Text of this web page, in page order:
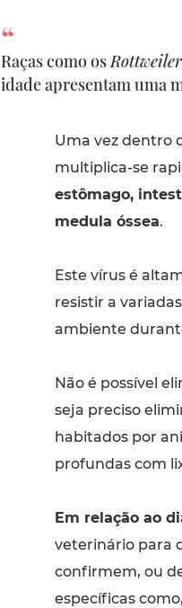
Raças como os Rottweiler
idade apresentam uma
Uma vez dentro
multiplica-se
estômago,
medula óssea.
Este vírus é
resistir a
ambiente
Não é possível
seja preciso
habitados por
profundas com
Em relação ao
veterinário para
confirmem, ou
específicas